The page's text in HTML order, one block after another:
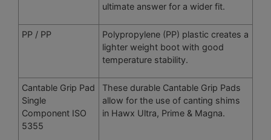
ultimate answer for a wider fit.
PP / PP
Polypropylene (PP) plastic creates a
lighter weight boot with good
temperature stability.
Cantable Grip Pad
Single
Component ISO
5355
These durable Cantable Grip Pads
allow for the use of canting shims
in Hawx Ultra, Prime & Magna.